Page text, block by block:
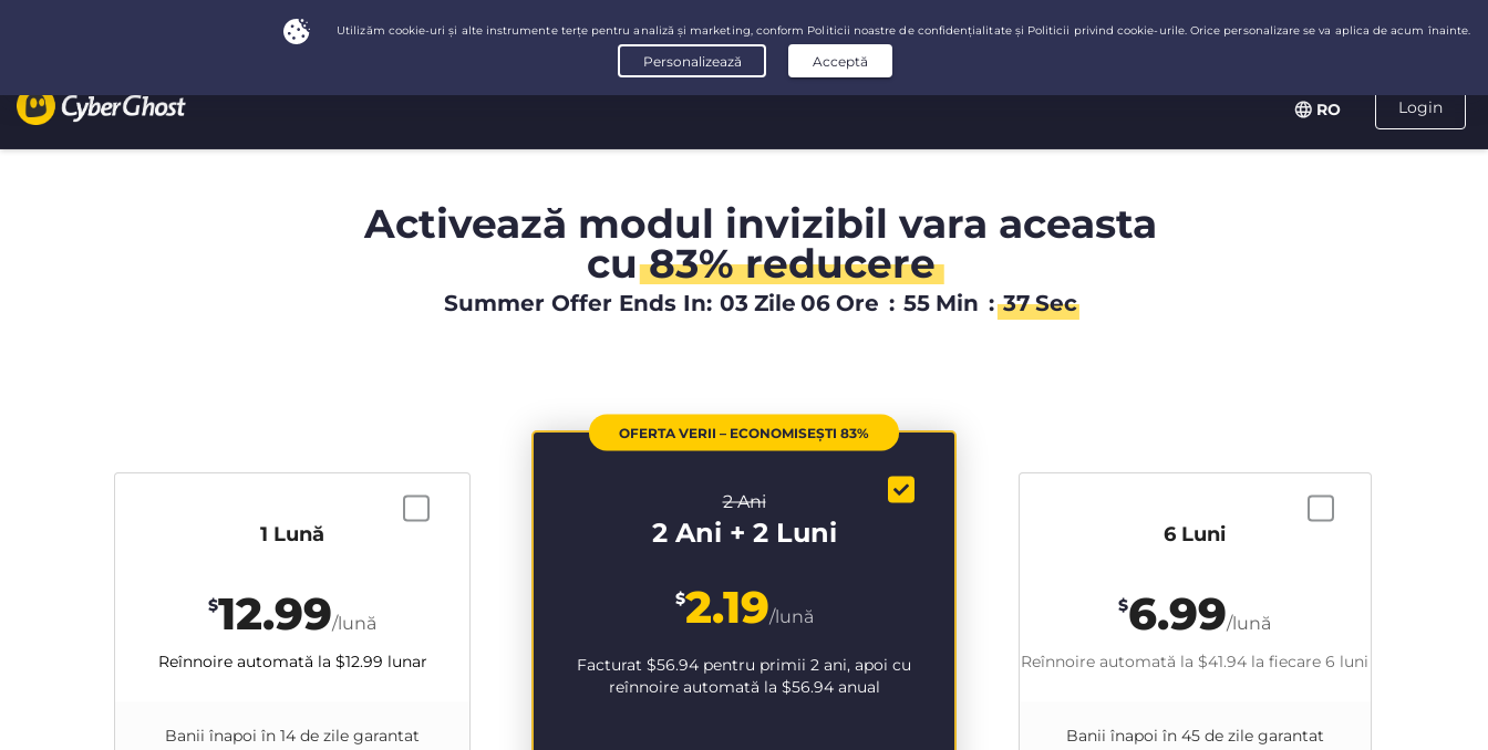
Login
RO
Activează modul invizibil vara aceasta
cu83% reducere
Summer Offer Ends In: 03 Zile 06 Ore : 55 Min : 37 Sec
OFERTA VERII – ECONOMISEȘTI 83%
2 Ani
2 Ani + 2 Luni
$2.19/lună
Facturat $56.94 pentru primii 2 ani, apoi cu
reînnoire automată la $56.94anual
6 Luni
$6.99/lună
Reînnoire automată la $41.94 la fiecare 6 luni
Banii înapoi în 45 de zile garantat
1 Lună
$12.99/lună
Reînnoire automată la $12.99 lunar
Banii înapoi în 14 de zile garantat